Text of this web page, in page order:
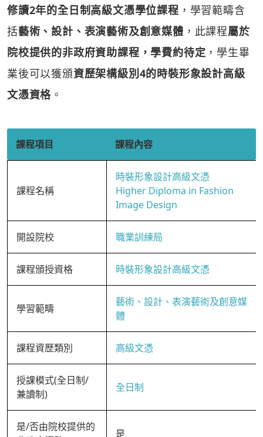
修讀2年的全日制高級文憑學位課程 ，學習範疇含
括藝術、設計、表演藝術及創意媒體 ，此課程屬於
院校提供的非政府資助課程，學費約待定 ，學生畢
業後可以獲頒資歷架構級別4的時裝形象設計高級
文憑資格 。
課程項目 課程內容
課程名稱
時裝形象設計高級文憑
Higher Diploma in Fashion
Image Design
開設院校 職業訓練局
課程頒授資格 時裝形象設計高級文憑
學習範疇
藝術、設計、表演藝術及創意媒
體
課程資歷類別 高級文憑
授課模式(全日制/
兼讀制)
全日制
是/否由院校提供的
是